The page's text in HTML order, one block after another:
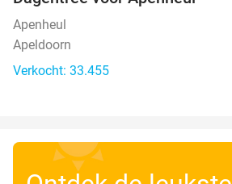
Apenheul
Apeldoorn
Verkocht: 33.455